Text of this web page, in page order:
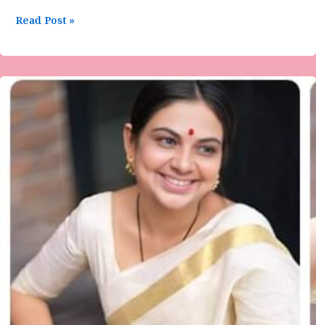
Read Post »
ಅನಸೂಯ
ಜಹಗೀರದಾರ
ಅವರ
ಗಜಲ್